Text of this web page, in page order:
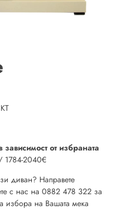
от избраната
1784-2040€
диван? Направете
с нас на 0882 478 322 за
избора на Вашата мека